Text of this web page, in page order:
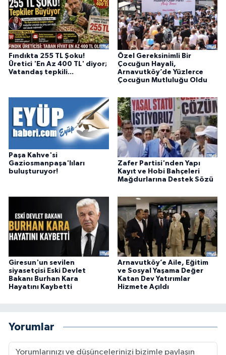
Fındıkta 255 TL Şoku!
Üretici 'En Az 400 TL' diyor;
Vatandaş tepkili...
Özel Gereksinimli Bir
Çocuğun Hayali,
Arnavutköy’de Yüzlerce
Çocuğun Mutluluğu Oldu
Paşa Kahve'si
Gaziosmanpaşa'lıları
buluşturuyor!
Zafer Partisi'nden Yapı
Kayıt ve Hobi Bahçeleri
Mağdurlarına Destek Sözü
Giresun'un sevilen
siyasetçisi Eski Devlet
Bakanı Burhan Kara
Hayatını Kaybetti
Arnavutköy’e Aile, Eğitim
ve Sosyal Yaşama Değer
Katan Dev Yatırımlar
Hizmete Açıldı
Yorumlar